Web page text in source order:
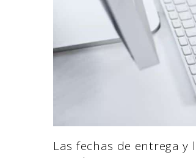
Las fechas de entrega y